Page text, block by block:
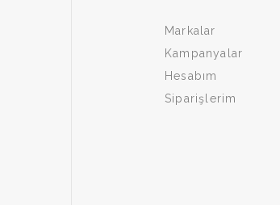
Markalar
Kampanyalar
Hesabım
Siparişlerim